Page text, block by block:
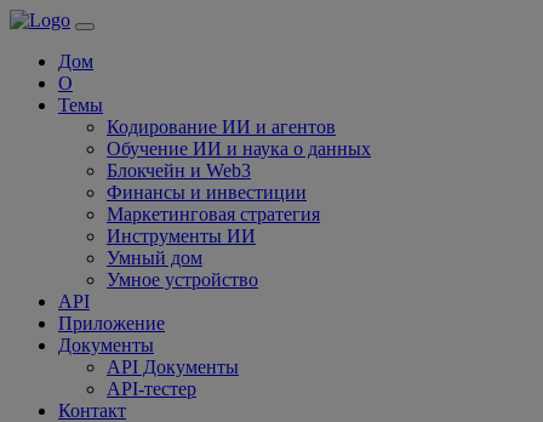
Дом
О
Темы
Кодирование ИИ и агентов
Обучение ИИ и наука о данных
Блокчейн и Web3
Финансы и инвестиции
Маркетинговая стратегия
Инструменты ИИ
Умный дом
Умное устройство
API
Приложение
Документы
API Документы
API-тестер
Контакт